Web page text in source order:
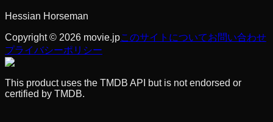
Hessian Horseman
Copyright © 2026 movie.jpこのサイトについてお問い合わせ
プライバシーポリシー
This product uses the TMDB API but is not endorsed or
certified by TMDB.